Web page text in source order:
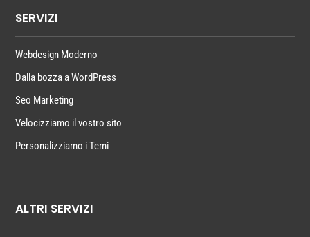
SERVIZI
Webdesign Moderno
Dalla bozza a WordPress
Seo Marketing
Velocizziamo il vostro sito
Personalizziamo i Temi
ALTRI SERVIZI